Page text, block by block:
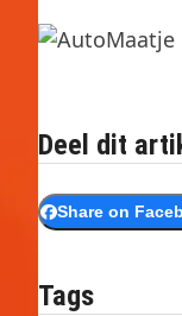
Deel dit
Share on
Tags